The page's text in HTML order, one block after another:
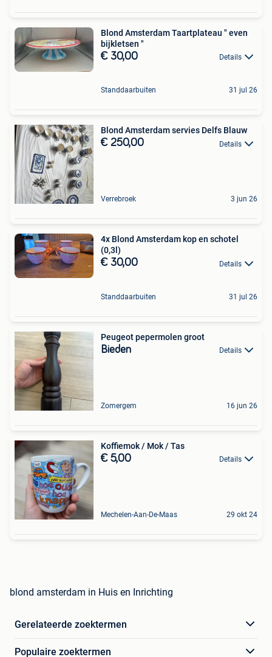
Blond Amsterdam Taartplateau " even
bijkletsen "
€ 30,00 Details
Standdaarbuiten 31 jul 26
Blond Amsterdam servies Delfs Blauw
€ 250,00 Details
Verrebroek 3 jun 26
4x Blond Amsterdam kop en schotel
(0,3l)
€ 30,00 Details
Standdaarbuiten 31 jul 26
Peugeot pepermolen groot
Bieden Details
Zomergem 16 jun 26
Koffiemok / Mok / Tas
€ 5,00 Details
Mechelen-Aan-De-Maas 29 okt 24
blond amsterdam in Huis en Inrichting
Gerelateerde zoektermen
Populaire zoektermen